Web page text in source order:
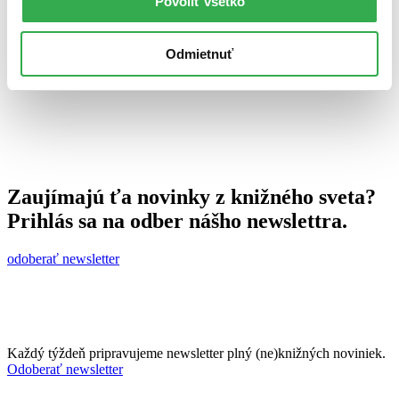
Odmietnuť
Zaujímajú ťa novinky z knižného sveta?
Prihlás sa na odber nášho newslettra.
odoberať newsletter
Každý týždeň pripravujeme newsletter plný (ne)knižných noviniek.
Odoberať newsletter